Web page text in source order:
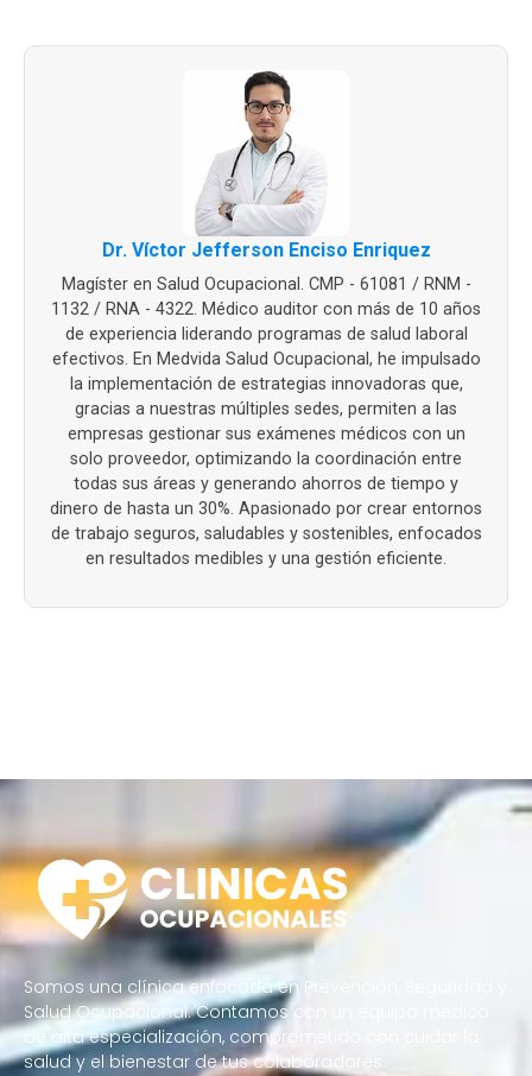
Dr. Víctor Jefferson Enciso Enriquez
Magíster en Salud Ocupacional. CMP - 61081 / RNM -
1132 / RNA - 4322. Médico auditor con más de 10 años
de experiencia liderando programas de salud laboral
efectivos. En Medvida Salud Ocupacional, he impulsado
la implementación de estrategias innovadoras que,
gracias a nuestras múltiples sedes, permiten a las
empresas gestionar sus exámenes médicos con un
solo proveedor, optimizando la coordinación entre
todas sus áreas y generando ahorros de tiempo y
dinero de hasta un 30%. Apasionado por crear entornos
de trabajo seguros, saludables y sostenibles, enfocados
en resultados medibles y una gestión eficiente.
Somos una clínica enfocada en Prevención, Seguridad y
Salud Ocupacional. Contamos con un equipo médico
de alta especialización, comprometido con cuidar la
salud y el bienestar de tus colaboradores.